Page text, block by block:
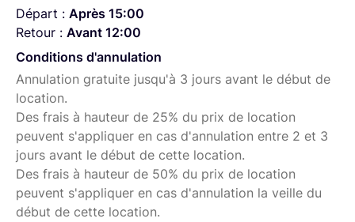
Départ : Après 15:00
Retour : Avant 12:00
Conditions d'annulation
Annulation gratuite jusqu'à 3 jours avant le début de
location.
Des frais à hauteur de 25% du prix de location
peuvent s'appliquer en cas d'annulation entre 2 et 3
jours avant le début de cette location.
Des frais à hauteur de 50% du prix de location
peuvent s'appliquer en cas d'annulation la veille du
début de cette location.